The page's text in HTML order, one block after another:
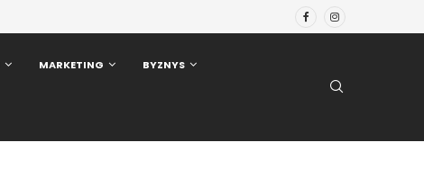
MARKETING BYZNYS